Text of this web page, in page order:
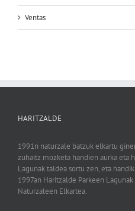
Ventas
HARITZALDE
1991n naturzale batzuk elkartu
zuhaitz mozketa handien aurka eta
Lagunak taldea sortu zen, eta
1997an Haritzalde Parkeen
Naturzaleen Elkartea.